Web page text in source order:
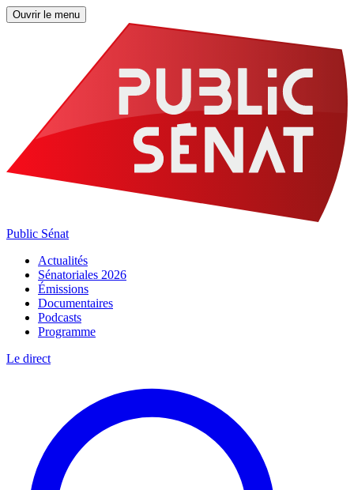
Ouvrir le menu
Public Sénat
Actualités
Sénatoriales 2026
Émissions
Documentaires
Podcasts
Programme
Le direct